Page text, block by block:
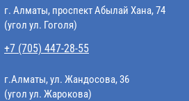
г. Алматы, проспект Абылай Хана, 74
(угол ул. Гоголя)
+7 (705) 447-28-55
г.Алматы, ул. Жандосова, 36
(угол ул. Жарокова)